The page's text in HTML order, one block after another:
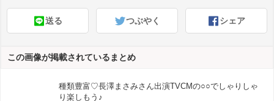
送る つぶやく シェア
この画像が掲載されているまとめ
種類豊富♡長澤まさみさん出演TVCMの○○でしゃりしゃ
り楽しもう♪